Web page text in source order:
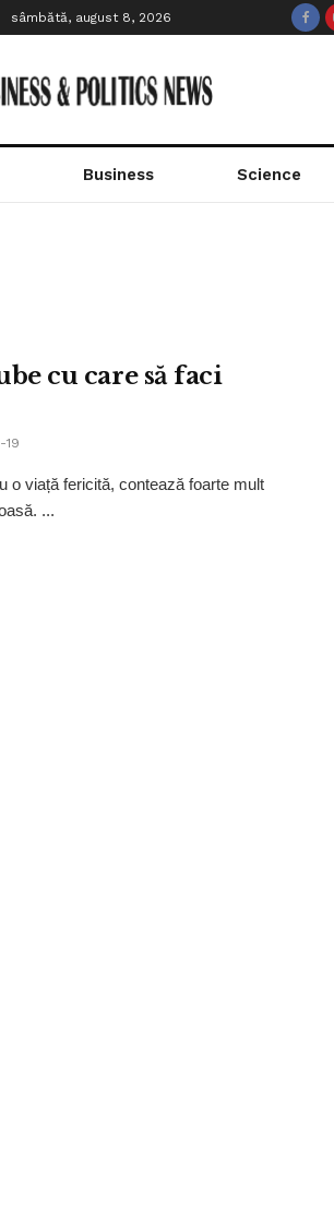
sâmbătă, august 8, 2026
Business Science
cu care să faci
o viață fericită, contează foarte mult
...